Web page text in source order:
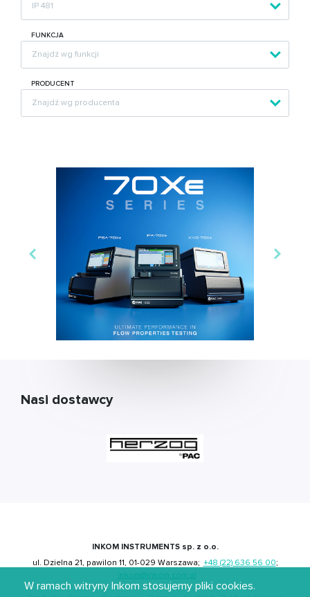
FUNKCJA
PRODUCENT
Nasi dostawcy
INKOM INSTRUMENTS sp. z o.o.
ul. Dzielna 21, pawilon 11, 01-029 Warszawa; +48 (22) 636 56 00;
inkom@inkom.com.pl
W ramach witryny Inkom stosujemy pliki cookies.